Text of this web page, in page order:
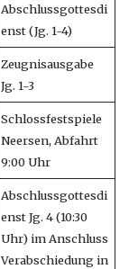
Abschlussgottesdi
enst (Jg. 1-4)
Zeugnisausgabe
Jg. 1-3
Schlossfestspiele
Neersen, Abfahrt
9:00 Uhr
Abschlussgottesdi
enst Jg. 4 (10:30
Uhr) im Anschluss
Verabschiedung in